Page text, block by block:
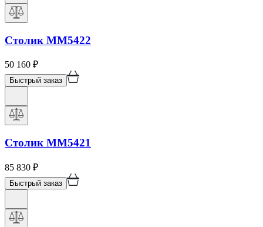
Столик ММ5422
50 160 ₽
Быстрый заказ
Столик ММ5421
85 830 ₽
Быстрый заказ